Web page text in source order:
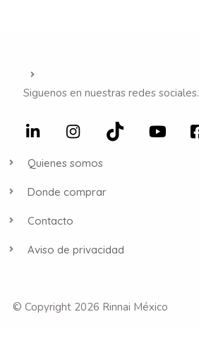
Siguenos en nuestras redes sociales.
Quienes somos
Donde comprar
Contacto
Aviso de privacidad
© Copyright 2026 Rinnai México